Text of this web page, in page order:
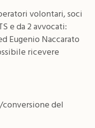
volontari, soci
e da 2 avvocati:
Eugenio Naccarato
ricevere
del